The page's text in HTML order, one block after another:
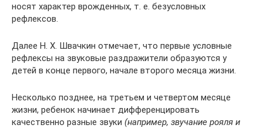
носят характер врожденных, т. е. безусловных
рефлексов.
Далее Н. Х. Швачкин отмечает, что первые условные
рефлексы на звуковые раздражители образуются у
детей в конце первого, начале второго месяца жизни.
Несколько позднее, на третьем и четвертом месяце
жизни, ребенок начинает дифференцировать
качественно разные звуки (например, звучание рояля и